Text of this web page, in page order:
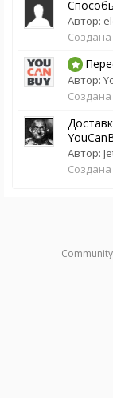
Автор:
Создана
Автор:
Создана
Автор:
Создана